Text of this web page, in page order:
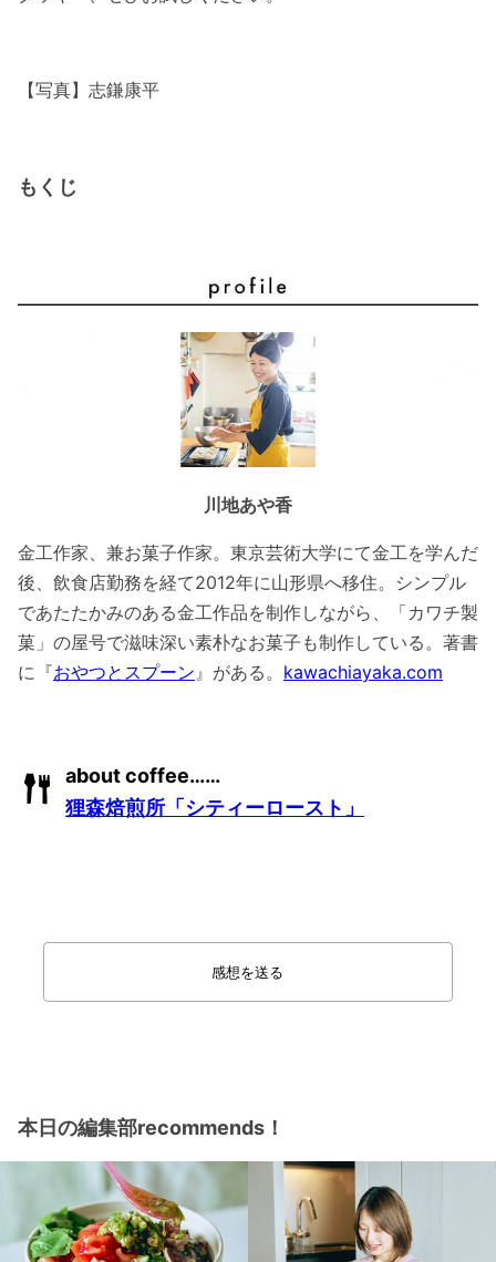
【写真】志鎌康平
もくじ
川地あや香
金工作家、兼お菓子作家。東京芸術大学にて金工を学んだ
後、飲食店勤務を経て2012年に山形県へ移住。シンプル
であたたかみのある金工作品を制作しながら、「カワチ製
菓」の屋号で滋味深い素朴なお菓子も制作している。著書
に『おやつとスプーン 』がある。 kawachiayaka.com
about coffee……
狸森焙煎所「シティーロースト」
感想を送る
本日の編集部recommends！